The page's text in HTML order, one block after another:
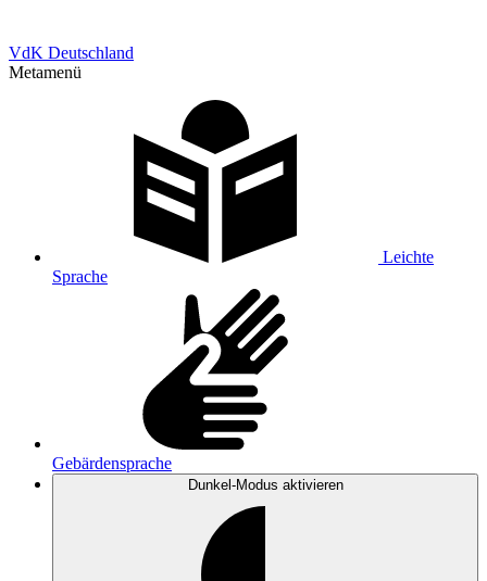
VdK Deutschland
Metamenü
Leichte
Sprache
Gebärdensprache
Dunkel-Modus aktivieren